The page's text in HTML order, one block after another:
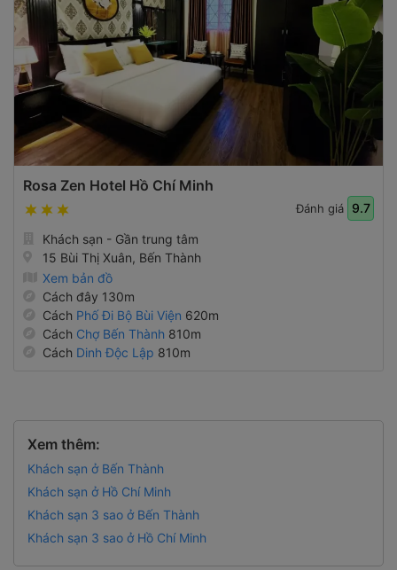
Rosa Zen Hotel Hồ Chí Minh
Đánh giá 9.7
Khách sạn - Gần trung tâm
15 Bùi Thị Xuân, Bến Thành
Xem bản đồ
Cách đây 130m
Cách Phố Đi Bộ Bùi Viện 620m
Cách Chợ Bến Thành 810m
Cách Dinh Độc Lập 810m
Xem thêm:
Khách sạn ở Bến Thành
Khách sạn ở Hồ Chí Minh
Khách sạn 3 sao ở Bến Thành
Khách sạn 3 sao ở Hồ Chí Minh